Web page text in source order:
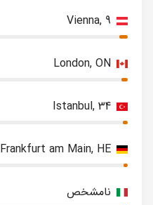
Vienna, 9
London, ON
Istanbul, 34
Frankfurt am Main, HE
نامشخص